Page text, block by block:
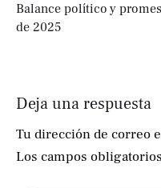
Balance político y
de 2025
Deja una respuesta
Tu dirección de correo
Los campos